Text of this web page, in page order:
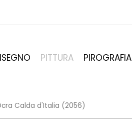
PITTURA PIROGRAFIA
Calda d'Italia (2056)